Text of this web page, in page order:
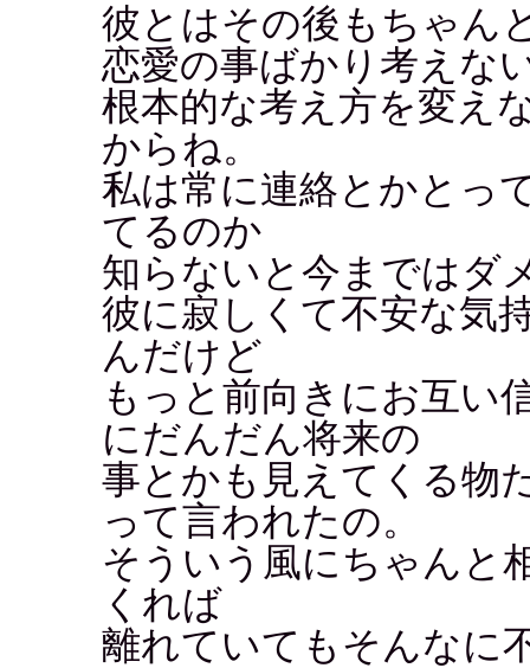
彼とはその後もちゃん
恋愛の事ばかり考えな
根本的な考え方を変え
からね。
私は常に連絡とかとっ
てるのか
知らないと今まではダ
彼に寂しくて不安な気
んだけど
もっと前向きにお互い
にだんだん将来の
事とかも見えてくる物
って言われたの。
そういう風にちゃんと
くれば
離れていてもそんなに